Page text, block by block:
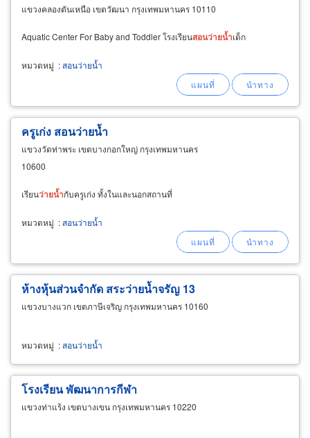
แขวงคลองตันเหนือ เขตวัฒนา กรุงเทพมหานคร 10110
Aquatic Center For Baby and Toddler โรงเรียนสอนว่ายน้ำเด็ก
หมวดหมู่ :สอนว่ายน้ำ
ครูเก่ง สอนว่ายน้ำ
แขวงวัดท่าพระ เขตบางกอกใหญ่ กรุงเทพมหานคร
10600
เรียนว่ายน้ำกับครูเก่ง ทั้งในและนอกสถานที่
หมวดหมู่ :สอนว่ายน้ำ
ห้างหุ้นส่วนจำกัด สระว่ายน้ำจรัญ 13
แขวงบางแวก เขตภาษีเจริญ กรุงเทพมหานคร 10160
หมวดหมู่ :สอนว่ายน้ำ
โรงเรียน พัฒนาการกีฬา
แขวงท่าแร้ง เขตบางเขน กรุงเทพมหานคร 10220